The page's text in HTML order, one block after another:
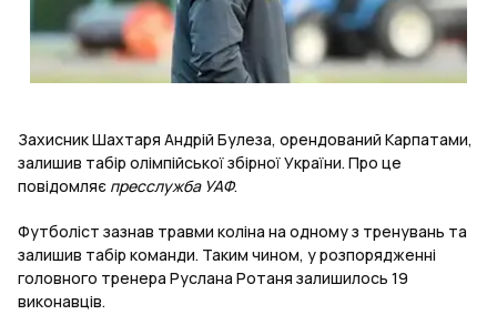
Захисник Шахтаря Андрій Булеза, орендований Карпатами,
залишив табір олімпійської збірної України. Про це
повідомляє пресслужба УАФ.
Футболіст зазнав травми коліна на одному з тренувань та
залишив табір команди. Таким чином, у розпорядженні
головного тренера Руслана Ротаня залишилось 19
виконавців.